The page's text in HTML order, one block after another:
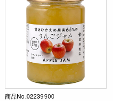
商品No.02239900